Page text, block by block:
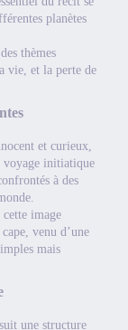
planètes
thèmes
vie, et la perte de
et curieux,
voyage initiatique
à des
cette image
venu d’une
mais
une structure